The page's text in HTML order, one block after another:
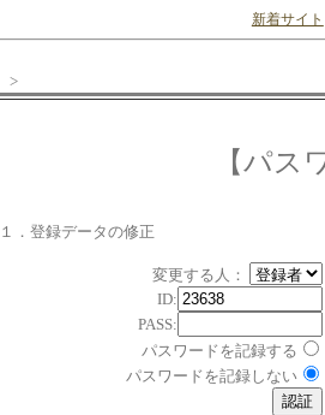
新着サイト
>
【パス
１．登録データの修正
変更する人：
ID:
PASS:
パスワードを記録する
パスワードを記録しない